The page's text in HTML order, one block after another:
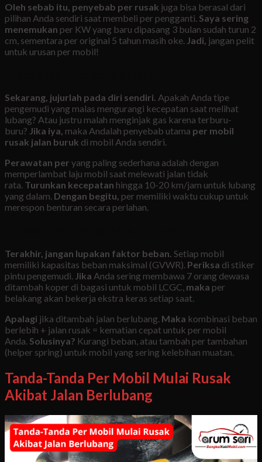
Oleh sebab itu, penyebab per rusak juga bisa berasal dari
pilihan Anda sendiri saat membeli per pengganti. Saya sering
menemukan per KW yang baru dipasang 3 bulan sudah turun 2
cm, sementara per original 5 tahun masih oke. Jadi, jangan pelit
untuk urusan per mobil!
Sekarang, jujurlah pada diri sendiri. Apakah Anda tipe
pengemudi yang malas mengurangi kecepatan saat melihat
lubang? Atau justru malah menginjak gas karena terburu-
buru? Jika iya, maka Andalah penyebab utama per mobil
rusak jalan buruk di mobil Anda sendiri.
Perawatan per yang paling sederhana adalah dengan
memperlambat laju mobil saat melewati jalan tidak
rata. Turunkan kecepatan hingga 10-20 km/jam untuk lubang
yang dalam. Dengan begitu, per memiliki waktu cukup untuk
merespon benturan secara perlahan.
Terakhir, jangan lupakan faktor beban. Setiap mobil
memiliki kapasitas beban maksimal (GVWR). Periksa di stiker
pintu pengemudi. Jika Anda sering membawa 7 orang dewasa
ditambah koper di bagasi untuk mobil LCGC, maka per
belakang akan bekerja ekstra keras setiap saat.
Apalagi jika ditambah jalan berlubang. Maka kombinasi beban
berlebih + jalan rusak = kematian cepat untuk per mobil
Anda. Solusinya? Kurangi beban, atau tambah per tambahan
(helper spring) untuk mobil yang sering kelebihan muatan.
Tanda-Tanda Per Mobil Mulai Rusak
Akibat Jalan Berlubang